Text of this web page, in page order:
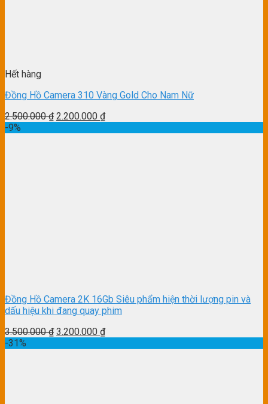
Hết hàng
Đồng Hồ Camera 310 Vàng Gold Cho Nam Nữ
2.500.000₫ 2.200.000 ₫
-9%
Đồng Hồ Camera 2K 16Gb Siêu phẩm hiện thời lượng pin và
dấu hiệu khi đang quay phim
3.500.000₫ 3.200.000 ₫
-31%